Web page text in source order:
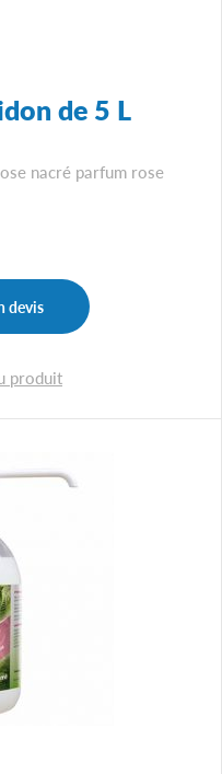
de 5 L
nacré parfum rose
devis
produit